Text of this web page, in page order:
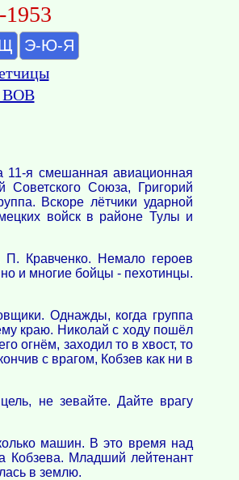
Э-Ю-Я
ВОВ
11-я смешанная авиационная
Союза, Григорий
Вскоре лётчики ударной
войск в районе Тулы и
П. Кравченко. Немало героев
и многие бойцы - пехотинцы.
Однажды, когда группа
краю. Николай с ходу пошёл
огнём, заходил то в хвост, то
с врагом, Кобзев как ни в
не зевайте. Дайте врагу
машин. В это время над
Кобзева. Младший лейтенант
в землю.